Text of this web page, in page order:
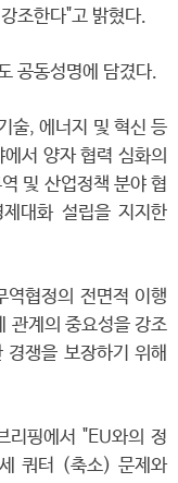
조한다"고 밝혔다.
공동성명에 담겼다.
술, 에너지 및 혁신 등
서 양자 협력 심화의
및 산업정책 분야 협
대화 설립을 지지한
역협정의 전면적 이행
관계의 중요성을 강조
쟁을 보장하기 위해
리핑에서 "EU와의 정
쿼터 (축소) 문제와